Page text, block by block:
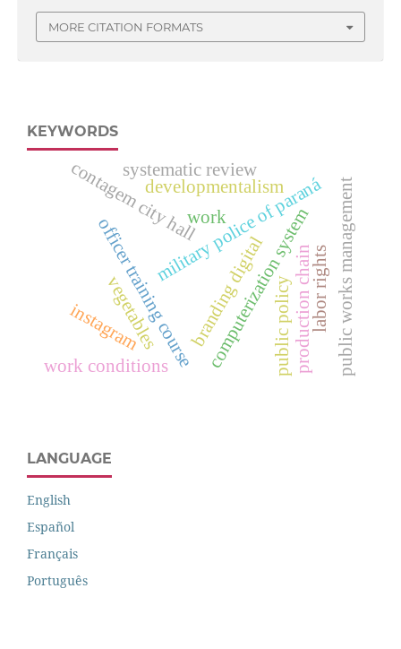
MORE CITATION FORMATS
KEYWORDS
military police of paraná
officer training coursecomputerization systempublic works management
contagem city halldevelopmentalism
systematic review
production chain
vegetables branding digital
instagram
work conditions public policy
work
labor rights
LANGUAGE
English
Español
Français
Português